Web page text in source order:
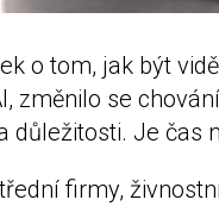
o tom, jak být
změnilo se
důležitosti. Je čas
firmy,